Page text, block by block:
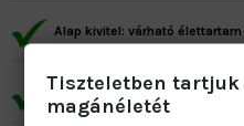
Alap kivitel: várható
Prémium kivitel: várható
Tiszteletben
magánéletét